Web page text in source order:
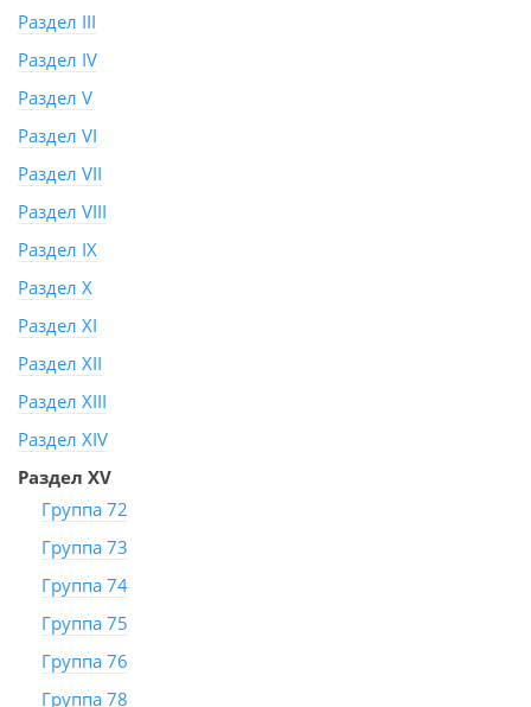
Раздел III
Раздел IV
Раздел V
Раздел VI
Раздел VII
Раздел VIII
Раздел IX
Раздел X
Раздел XI
Раздел XII
Раздел XIII
Раздел XIV
Раздел XV
Группа 72
Группа 73
Группа 74
Группа 75
Группа 76
Группа 78